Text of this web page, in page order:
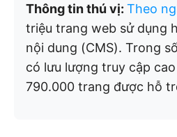
Thông tin thú vị: Theo
triệu trang web sử dụng
nội dung (CMS). Trong
có lưu lượng truy cập
790.000 trang được hỗ